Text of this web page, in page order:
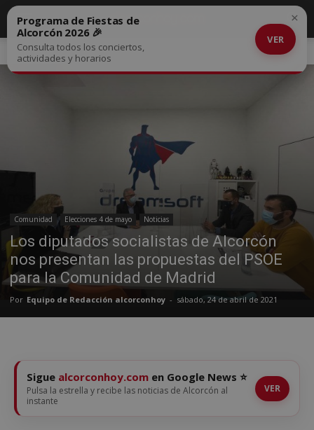
Inicio Comunidad
Comunidad Elecciones 4 de mayo Noticias
Los diputados socialistas de Alcorcón
nos presentan las propuestas del PSOE
para la Comunidad de Madrid
Por Equipo de Redacción alcorconhoy - sábado, 24 de abril de 2021
Programa de Fiestas de
Alcorcón 2026 🎉
Consulta todos los conciertos,
actividades y horarios
VER
×
Sigue alcorconhoy.com en Google News ⭐
Pulsa la estrella y recibe las noticias de Alcorcón al
instante
VER